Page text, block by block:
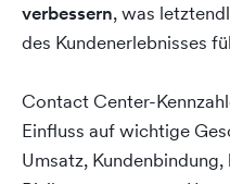
verbessern, was
des Kundenerlebnisses
Contact Center-
Einfluss auf wichtige
Umsatz,